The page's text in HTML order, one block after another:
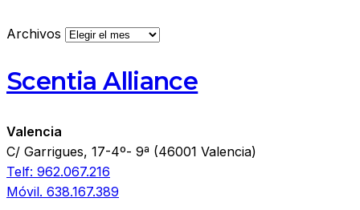
Archivos
Scentia Alliance
Valencia
C/ Garrigues, 17-4º- 9ª (46001 Valencia)
Telf: 962.067.216
Móvil. 638.167.389